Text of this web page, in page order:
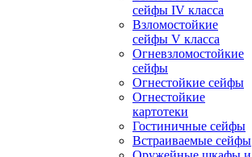
сейфы IV класса
Взломостойкие
сейфы V класса
Огневзломостойкие
сейфы
Огнестойкие сейфы
Огнестойкие
картотеки
Гостиничные сейфы
Встраиваемые сейфы